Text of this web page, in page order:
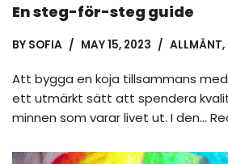
En steg-för-steg guide
BY SOFIA MAY 15, 2023 ALLMÄNT,
Att bygga en koja tillsammans
ett utmärkt sätt att spendera
minnen som varar livet ut. I den…